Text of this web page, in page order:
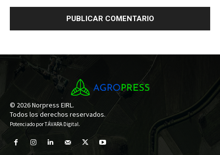
© 2026 Norpress EIRL.
Todos los derechos reservados.
Potenciado porTÁVARA Digital.